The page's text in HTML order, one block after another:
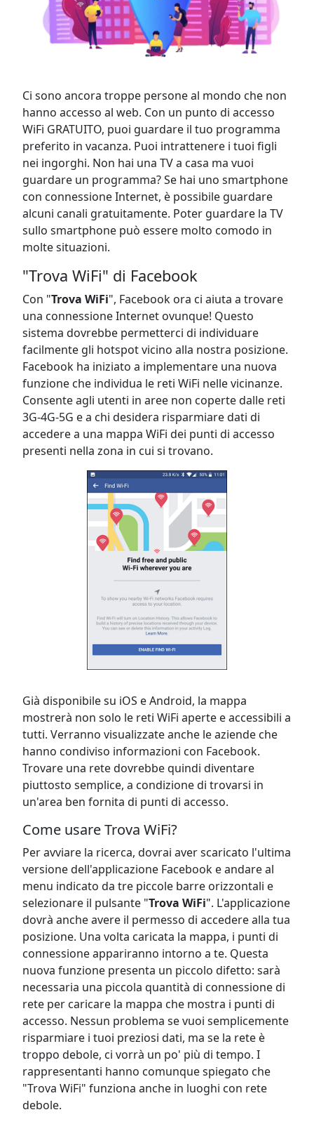
Ci sono ancora troppe persone al mondo che non
hanno accesso al web. Con un punto di accesso
WiFi GRATUITO, puoi guardare il tuo programma
preferito in vacanza. Puoi intrattenere i tuoi figli
nei ingorghi. Non hai una TV a casa ma vuoi
guardare un programma? Se hai uno smartphone
con connessione Internet, è possibile guardare
alcuni canali gratuitamente. Poter guardare la TV
sullo smartphone può essere molto comodo in
molte situazioni.
"Trova WiFi" di Facebook
Con "Trova WiFi", Facebook ora ci aiuta a trovare
una connessione Internet ovunque! Questo
sistema dovrebbe permetterci di individuare
facilmente gli hotspot vicino alla nostra posizione.
Facebook ha iniziato a implementare una nuova
funzione che individua le reti WiFi nelle vicinanze.
Consente agli utenti in aree non coperte dalle reti
3G-4G-5G e a chi desidera risparmiare dati di
accedere a una mappa WiFi dei punti di accesso
presenti nella zona in cui si trovano.
Già disponibile su iOS e Android, la mappa
mostrerà non solo le reti WiFi aperte e accessibili a
tutti. Verranno visualizzate anche le aziende che
hanno condiviso informazioni con Facebook.
Trovare una rete dovrebbe quindi diventare
piuttosto semplice, a condizione di trovarsi in
un'area ben fornita di punti di accesso.
Come usare Trova WiFi?
Per avviare la ricerca, dovrai aver scaricato l'ultima
versione dell'applicazione Facebook e andare al
menu indicato da tre piccole barre orizzontali e
selezionare il pulsante "Trova WiFi". L'applicazione
dovrà anche avere il permesso di accedere alla tua
posizione. Una volta caricata la mappa, i punti di
connessione appariranno intorno a te. Questa
nuova funzione presenta un piccolo difetto: sarà
necessaria una piccola quantità di connessione di
rete per caricare la mappa che mostra i punti di
accesso. Nessun problema se vuoi semplicemente
risparmiare i tuoi preziosi dati, ma se la rete è
troppo debole, ci vorrà un po' più di tempo. I
rappresentanti hanno comunque spiegato che
"Trova WiFi" funziona anche in luoghi con rete
debole.